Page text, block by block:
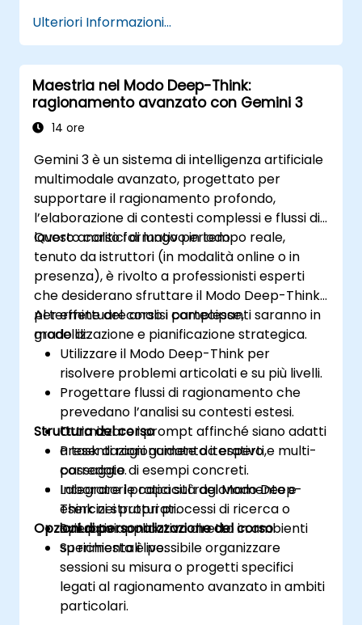
Ulteriori Informazioni...
Maestria nel Modo Deep-Think:
ragionamento avanzato con Gemini 3
14 ore
Gemini 3 è un sistema di intelligenza artificiale
multimodale avanzato, progettato per
supportare il ragionamento profondo,
l’elaborazione di contesti complessi e flussi di
lavoro analitici di lungo periodo.
Questo corso formativo in tempo reale,
tenuto da istruttori (in modalità online o in
presenza), è rivolto a professionisti esperti
che desiderano sfruttare il Modo Deep-Think
per effettuare analisi complesse,
modellizzazione e pianificazione strategica.
Al termine del corso i partecipanti saranno in
grado di:
Utilizzare il Modo Deep-Think per
risolvere problemi articolati e su più livelli.
Progettare flussi di ragionamento che
prevedano l’analisi su contesti estesi.
Ottimizzare i prompt affinché siano adatti
a task di ragionamento iterativo e multi-
passaggio.
Integrare le capacità del Modo Deep-
Think nei propri processi di ricerca o
operativi.
Struttura del corso
Presentazioni guidate da esperti,
corredate di esempi concreti.
Laboratori pratici sul ragionamento e
esercizi strutturati.
Sviluppo applicativo diretto in ambienti
sperimentali live.
Opzioni di personalizzazione del corso
Su richiesta è possibile organizzare
sessioni su misura o progetti specifici
legati al ragionamento avanzato in ambiti
particolari.